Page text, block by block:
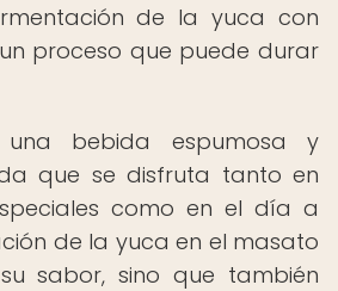
de la yuca con
proceso que puede durar
bebida espumosa y
que se disfruta tanto en
como en el día a
de la yuca en el masato
sabor, sino que también